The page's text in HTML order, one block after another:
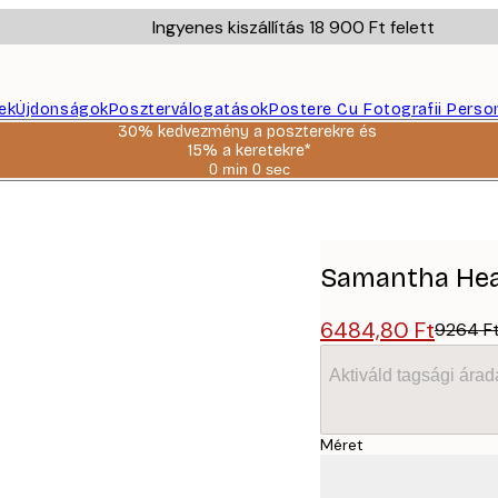
Ingyenes kiszállítás 18 900 Ft felett
ÚjdonságokPoszterválogatásokPostere Cu Fotografii
30% kedvezmény a poszterekre és
15% a keretekre*
0 min 0 sec
Érvényes:
Poszter
Samantha
6484,80 Ft9264
Aktiváld tagsági
Méret